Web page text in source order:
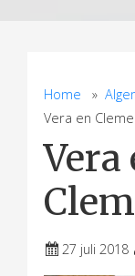
Home »
Vera en
Vera
27 juli 2018